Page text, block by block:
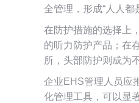
全管理，形成“人人都
在防护措施的选择上
的听力防护产品；在
所，头部防护则成为
企业EHS管理人员应
化管理工具，可以显